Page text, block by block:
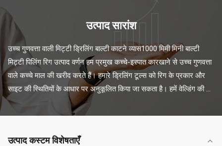
उत्पाद सारांश
उच्च गुणवत्ता वाली मिट्टी ड्रिलिंग बाल्टी काटने व्यास1000 मिमी मिनी बाल्टी
मिट्टी पिलिंग रिग उत्पाद वर्णन हम प्रमुख कच्चे-इस्पात कारखाने से उच्च गुणवत्ता
वाले कच्चे माल की खरीद करते हैं। हमारे ड्रिलिंग टूल्स को रिग के प्रकार और
साइट की स्थितियों के आधार पर अनुकूलित किया जा सकता है। हमें वेल्डिंग की ...
उत्पाद कस्टम विशेषताएँ